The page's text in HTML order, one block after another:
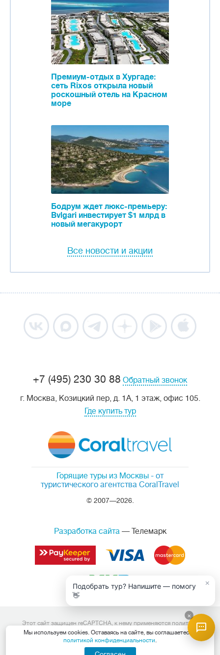
Премиум-отдых в Хургаде:
сеть Rixos открыла новый
роскошный отель на Красном
море
Бодрум ждет люкс-премьеру:
Bvlgari инвестирует $1 млрд в
новый мегакурорт
Все новости и акции
Горящие туры из Москвы - от
туристического агентства CoralTravel
© 2007—2026.
+7 (495) 230 30 88 Обратный звонок
г. Москва, Козицкий пер, д. 1А, 1 этаж, офис 105.
Где купить тур
Разработка сайта— Телемарк
Мы используем cookies. Оставаясь на сайте, вы соглашаетесь с
политикой конфиденциальности.
Этот сайт защищен reCAPTCHA, к нему применяются политика
конфиденциальностииусловия обслуживанияGoogle.
Данный интернет сайт носит исключительно информационный
характер и вся информация на нем не является публичной офертой,
определяемой положениями Статьи 437 (2) Гражданского кодекса
×
Подобрать тур? Напишите — помогу
👋
×